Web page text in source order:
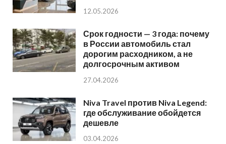
12.05.2026
Срок годности — 3 года: почему
в России автомобиль стал
дорогим расходником, а не
долгосрочным активом
27.04.2026
Niva Travel против Niva Legend:
где обслуживание обойдется
дешевле
03.04.2026